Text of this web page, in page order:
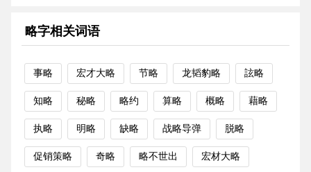
略字相关词语
事略 宏才大略 节略 龙韬豹略 詃略
知略 秘略 略约 算略 概略 藉略
执略 明略 缺略 战略导弹 脱略
促销策略 奇略 略不世出 宏材大略